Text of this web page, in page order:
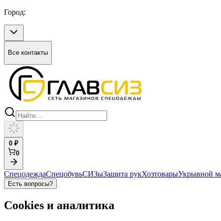
Город:
Все контакты
0 ₽
0
СпецодеждаСпецобувьСИЗыЗащита рукХозтоварыУкрывной
Есть вопросы?
Cookies и аналитика